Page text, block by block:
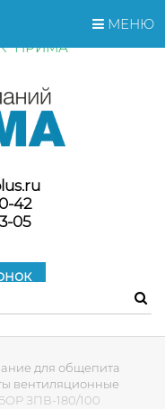
МЕНЮ
И СРОКИ
У МЕНЕДЖЕРОВ
"ПРИМА"
42
05
для общепита
вентиляционные
ЗПВ-180/100